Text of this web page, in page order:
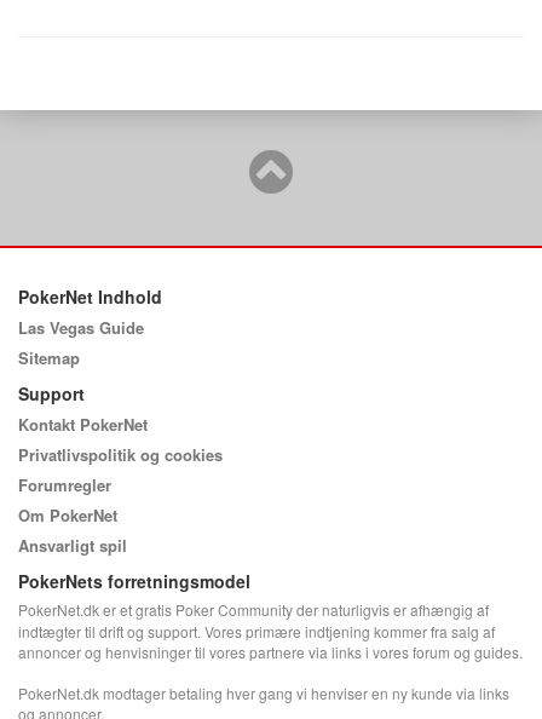
PokerNet Indhold
Las Vegas Guide
Sitemap
Support
Kontakt PokerNet
Privatlivspolitik og cookies
Forumregler
Om PokerNet
Ansvarligt spil
PokerNets forretningsmodel
PokerNet.dk er et gratis Poker Community der naturligvis er afhængig af
indtægter til drift og support. Vores primære indtjening kommer fra salg af
annoncer og henvisninger til vores partnere via links i vores forum og guides.
PokerNet.dk modtager betaling hver gang vi henviser en ny kunde via links
og annoncer.